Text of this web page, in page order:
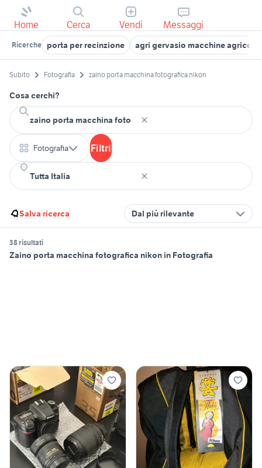
Home Cerca Vendi Messaggi
Ricerche porta per recinzione agri gervasio macchine agricole
Subito Fotografia zaino porta macchina fotografica nikon
Cosa cerchi?
Fotografia Filtri
Salva ricerca Dal più rilevante
38 risultati
Zaino porta macchina fotografica nikon in Fotografia